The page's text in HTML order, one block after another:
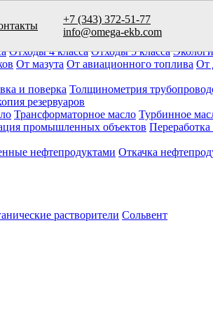
+7 (343) 372-51-77
info@omega-ekb.com
отходы Минеральные отходы
Отходы 4 класса Отходы 5 класса
От мазута От авиационного топлива От
и поверка Толщинометрия
резервуаров
Трансформаторное масло Турбинное
промышленных объектов
нефтепродуктами Откачка
растворители Сольвент